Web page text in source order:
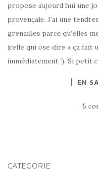
propose aujourd’hui une
provençale. J’ai une
grenailles parce qu’elles
(celle qui ose dire « ça fait
immédiatement !). Si petit
EN
5
CATÉGORIE